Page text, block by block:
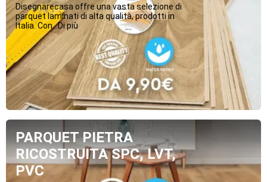
Disegnarecasa offre una vasta selezione di
parquet laminati di alta qualità, prodotti in
Italia. Con...Di più
PARQUET PIETRA
RICOSTRUITA SPC, LVT,
PVC